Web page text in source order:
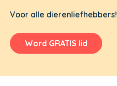
Voor alle dierenliefhebbers!
Word GRATIS lid